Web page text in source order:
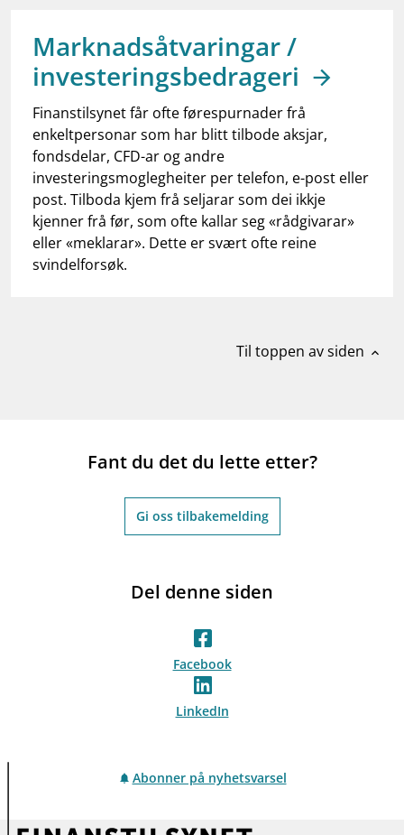
dashboardInformasjon for investorer
notifications_none Abonner på nyhetsvarsel
Marknadsåtvaringar /
investeringsbedrageri
Finanstilsynet får ofte førespurnader frå
enkeltpersonar som har blitt tilbode aksjar,
fondsdelar, CFD-ar og andre
investeringsmoglegheiter per telefon, e-post eller
post. Tilboda kjem frå seljarar som dei ikkje
kjenner frå før, som ofte kallar seg «rådgivarar»
eller «meklarar». Dette er svært ofte reine
svindelforsøk.
Til toppen av siden expand_less
Fant du det du lette etter?
Gi oss tilbakemelding
Del denne siden
Facebook
LinkedIn
Abonner på nyhetsvarsel